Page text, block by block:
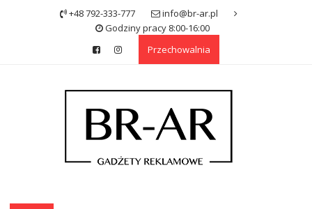
+48 792-333-777
info@br-ar.pl
Godziny pracy 8:00-16:00
Przechowalnia